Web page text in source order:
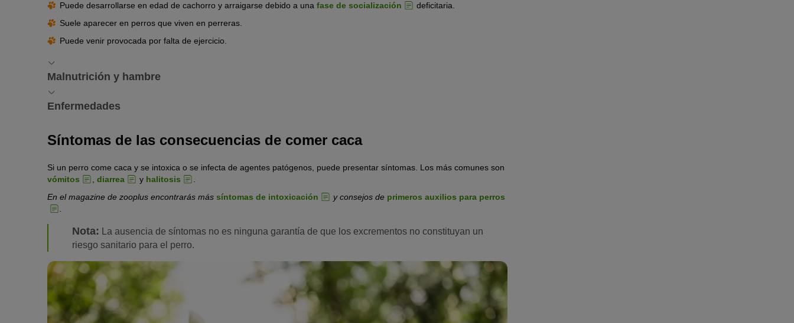
Puede desarrollarse en edad de cachorro y arraigarse debido a una fase de socialización
deficitaria.
Suele aparecer en perros que viven en perreras.
Puede venir provocada por falta de ejercicio.
Malnutrición y hambre
Si tu perro come muy poco
Enfermedades
Infecciones bacterianas
Síntomas de las consecuencias de comer caca
Si un perro come caca y se intoxica o se infecta de agentes patógenos, puede presentar síntomas. Los más comunes son
vómitos
diarrea y halitosis
En el magazine de zooplus encontrarás más síntomas de intoxicación y consejos de primeros auxilios para perros
Nota:
La ausencia de síntomas no es ninguna garantía de que los excrementos no constituyan un
riesgo sanitario para el perro.